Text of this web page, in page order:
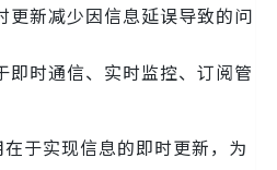
更新减少因信息延误导致的问
即时通信、实时监控、订阅管
于实现信息的即时更新，为